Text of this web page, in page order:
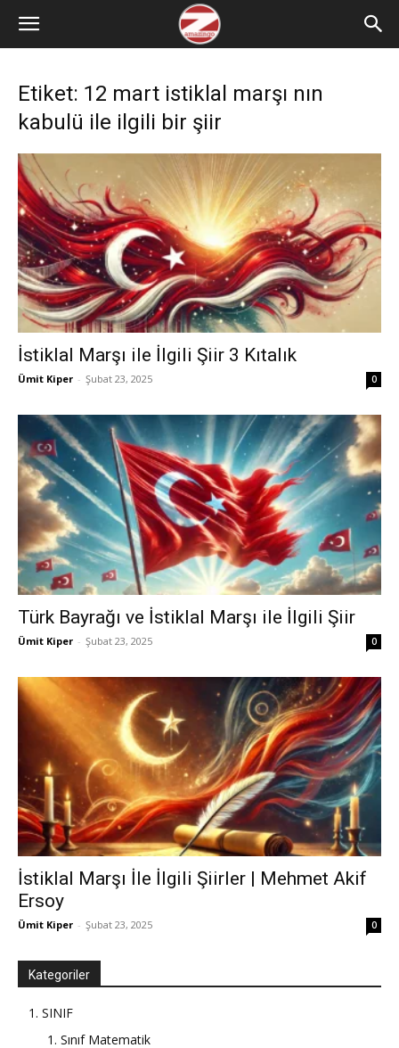
Etiket: 12 mart istiklal marşı nın
kabulü ile ilgili bir şiir
İstiklal Marşı ile İlgili Şiir 3 Kıtalık
Ümit Kiper - Şubat 23, 2025 0
Türk Bayrağı ve İstiklal Marşı ile İlgili Şiir
Ümit Kiper - Şubat 23, 2025 0
İstiklal Marşı İle İlgili Şiirler | Mehmet Akif
Ersoy
Ümit Kiper - Şubat 23, 2025 0
Kategoriler
1. SINIF
1. Sınıf Matematik